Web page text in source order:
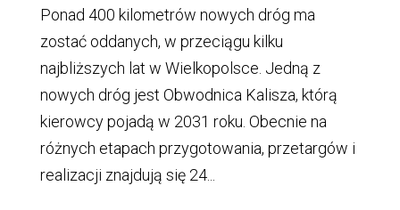
Ponad 400 kilometrów nowych dróg ma
zostać oddanych, w przeciągu kilku
najbliższych lat w Wielkopolsce. Jedną z
nowych dróg jest Obwodnica Kalisza, którą
kierowcy pojadą w 2031 roku. Obecnie na
różnych etapach przygotowania, przetargów i
realizacji znajdują się 24...